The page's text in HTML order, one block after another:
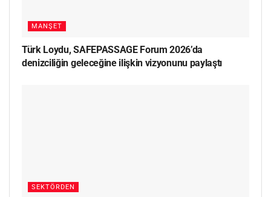
MANŞET
Türk Loydu, SAFEPASSAGE Forum 2026’da
denizciliğin geleceğine ilişkin vizyonunu paylaştı
SEKTÖRDEN